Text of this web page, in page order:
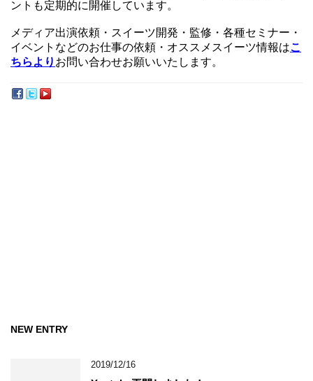
ントも定期的に開催しています。
メディア出演依頼・スイーツ開発・監修・各種セミナー・
イベントなどのお仕事の依頼・オススメスイーツ情報はこ
ちらより お問い合わせお願いいたします。
NEW ENTRY
2019/12/16